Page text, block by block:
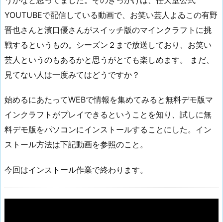
無
料
モ
版
を
入
す
る
の
き！！
YOUTUBEで配信している動画で、お笑い芸人よゐこの有野
晋也さんと濱口優さんがスイッチ版のマインクラフトに挑
戦するというもの。シーズン２まで放送しており、お笑い
芸人というのもあるかと思うがとても楽しめます。 まだ、
見てない人は一度みてはどうですか？
始めるにあたってWEBで情報を集めてみると無料デモ版マ
インクラフトがプレイできるということを知り、試しに無
料デモ版をパソコンにインストールすることにした。イン
ストール方法は下記動画を参照のこと。
今回はインストール作業で終わります。